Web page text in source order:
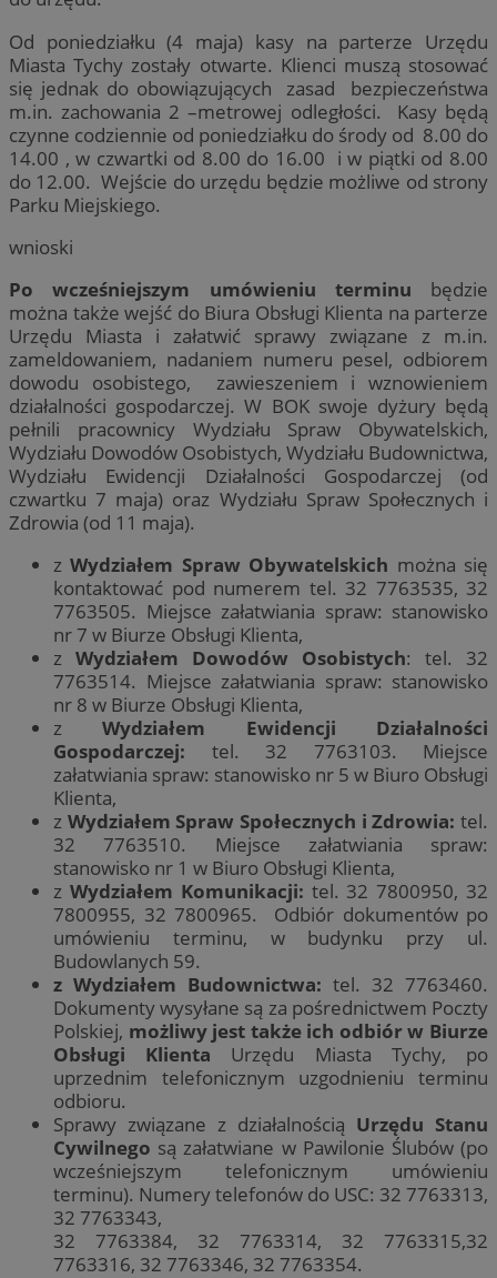
Od poniedziałku (4 maja) kasy na parterze Urzędu
Miasta Tychy zostały otwarte. Klienci muszą stosować
się jednak do obowiązujących zasad bezpieczeństwa
m.in. zachowania 2 –metrowej odległości. Kasy będą
czynne codziennie od poniedziałku do środy od 8.00 do
14.00 , w czwartki od 8.00 do 16.00 i w piątki od 8.00
do 12.00. Wejście do urzędu będzie możliwe od strony
Parku Miejskiego.
wnioski
Po wcześniejszym umówieniu terminu będzie
można także wejść do Biura Obsługi Klienta na parterze
Urzędu Miasta i załatwić sprawy związane z m.in.
zameldowaniem, nadaniem numeru pesel, odbiorem
dowodu osobistego, zawieszeniem i wznowieniem
działalności gospodarczej. W BOK swoje dyżury będą
pełnili pracownicy Wydziału Spraw Obywatelskich,
Wydziału Dowodów Osobistych, Wydziału Budownictwa,
Wydziału Ewidencji Działalności Gospodarczej (od
czwartku 7 maja) oraz Wydziału Spraw Społecznych i
Zdrowia (od 11 maja).
zWydziałem Spraw Obywatelskich można się
kontaktować pod numerem tel. 32 7763535, 32
7763505. Miejsce załatwiania spraw: stanowisko
nr 7 w Biurze Obsługi Klienta,
z Wydziałem Dowodów Osobistych: tel. 32
7763514. Miejsce załatwiania spraw: stanowisko
nr 8 w Biurze Obsługi Klienta,
zWydziałem Ewidencji Działalności
Gospodarczej: tel. 32 7763103. Miejsce
załatwiania spraw: stanowisko nr 5 w Biuro Obsługi
Klienta,
z Wydziałem Spraw Społecznych i Zdrowia: tel.
32 7763510. Miejsce załatwiania spraw:
stanowisko nr 1 w Biuro Obsługi Klienta,
z Wydziałem Komunikacji: tel. 32 7800950, 32
7800955, 32 7800965. Odbiór dokumentów po
umówieniu terminu, w budynku przy ul.
Budowlanych 59.
z Wydziałem Budownictwa: tel. 32 7763460.
Dokumenty wysyłane są za pośrednictwem Poczty
Polskiej, możliwy jest także ich odbiór w Biurze
Obsługi Klienta Urzędu Miasta Tychy, po
uprzednim telefonicznym uzgodnieniu terminu
odbioru.
Sprawy związane z działalnością Urzędu Stanu
Cywilnego są załatwiane w Pawilonie Ślubów (po
wcześniejszym telefonicznym umówieniu
terminu). Numery telefonów do USC: 32 7763313,
32 7763343,
32 7763384, 32 7763314, 32 7763315,32
7763316, 32 7763346, 32 7763354.